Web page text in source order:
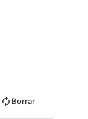
Borrar